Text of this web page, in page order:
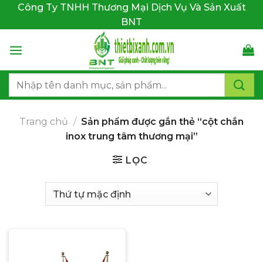
dung
Công Ty TNHH Thương Mại Dịch Vụ Và Sản Xuất
BNT
Tìm
Trang chủ / Sản phẩm được gắn thẻ “cột chắn
inox trung tâm thương mại”
LỌC